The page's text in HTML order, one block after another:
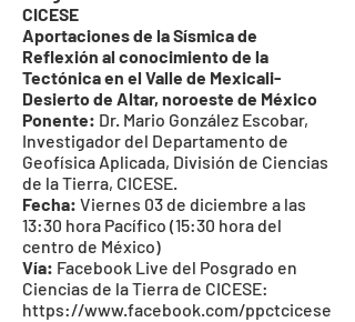
CICESE
Aportaciones de la Sísmica de
Reflexión al conocimiento de la
Tectónica en el Valle de Mexicali-
Desierto de Altar, noroeste de México
Ponente: Dr. Mario González Escobar,
Investigador del Departamento de
Geofísica Aplicada, División de Ciencias
de la Tierra, CICESE.
Fecha: Viernes 03 de diciembre a las
13:30 hora Pacífico (15:30 hora del
centro de México)
Vía: Facebook Live del Posgrado en
Ciencias de la Tierra de CICESE:
https://www.facebook.com/ppctcicese